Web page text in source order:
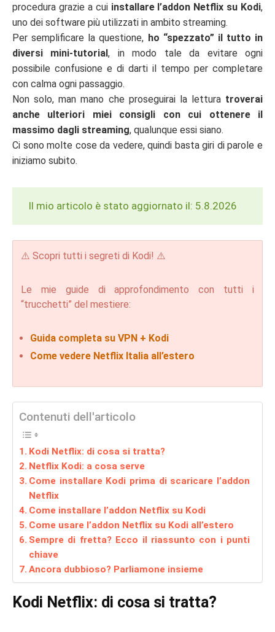
procedura grazie a cui installare l’addon Netflix su Kodi,
uno dei software più utilizzati in ambito streaming.
Per semplificare la questione, ho “spezzato” il tutto in
diversi mini-tutorial, in modo tale da evitare ogni
possibile confusione e di darti il tempo per completare
con calma ogni passaggio.
Non solo, man mano che proseguirai la lettura troverai
anche ulteriori miei consigli con cui ottenere il
massimo dagli streaming, qualunque essi siano.
Ci sono molte cose da vedere, quindi basta giri di parole e
iniziamo subito.
Il mio articolo è stato aggiornato il: 5.8.2026
⚠️ Scopri tutti i segreti di Kodi! ⚠️
Le mie guide di approfondimento con tutti i
“trucchetti” del mestiere:
Guida completa su VPN + Kodi
Come vedere Netflix Italia all’estero
Contenuti dell'articolo
Kodi Netflix: di cosa si tratta?
Netflix Kodi: a cosa serve
Come installare Kodi prima di scaricare l’addon
Netflix
Come installare l’addon Netflix su Kodi
Come usare l’addon Netflix su Kodi all’estero
Sempre di fretta? Ecco il riassunto con i punti
chiave
Ancora dubbioso? Parliamone insieme
Kodi Netflix: di cosa si tratta?